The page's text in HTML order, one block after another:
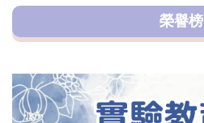
榮譽榜